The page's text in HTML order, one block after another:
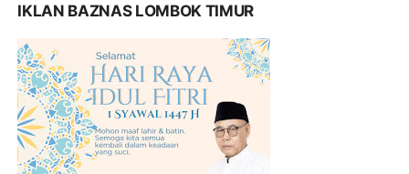
IKLAN BAZNAS LOMBOK TIMUR